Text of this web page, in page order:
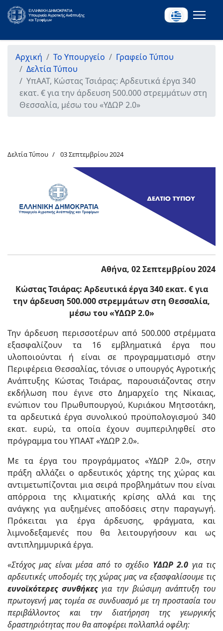
Αρχική Το Υπουργείο
Γραφείο Τύπου
Δελτία Τύπου
ΥπΑΑΤ, Κώστας Τσιάρας: Αρδευτικά έργα 340
εκατ. € για την άρδευση 500.000 στρεμμάτων στη
Θεσσαλία, μέσω του «ΥΔΩΡ 2.0»
Δελτία Τύπου 03 Σεπτεμβρίου 2024
Αθήνα, 02 Σεπτεμβρίου 2024
Κώστας Τσιάρας: Αρδευτικά έργα 340 εκατ. € για
την άρδευση 500.000 στρεμμάτων στη Θεσσαλία,
μέσω του «ΥΔΩΡ 2.0»
Την άρδευση περισσοτέρων από 500.000 στρέμματα
εξασφαλίζουν τα 16 εμβληματικά έργα που
υλοποιούνται ή είναι σε προγραμματισμό στην
Περιφέρεια Θεσσαλίας, τόνισε ο υπουργός Αγροτικής
Ανάπτυξης Κώστας Τσιάρας, παρουσιάζοντας στην
εκδήλωση που έγινε στο Δημαρχείο της Νίκαιας,
ενώπιον του Πρωθυπουργού, Κυριάκου Μητσοτάκη,
τα αρδευτικά έργα συνολικού προϋπολογισμού 340
εκατ. ευρώ, τα οποία έχουν συμπεριληφθεί στο
πρόγραμμα του ΥΠΑΑΤ «ΥΔΩΡ 2.0».
Με τα έργα του προγράμματος «ΥΔΩΡ 2.0», στην
πράξη αλλάζει ο αρδευτικός χάρτης της χώρας και
αντιμετωπίζονται μια σειρά προβλημάτων που είναι
απόρροια της κλιματικής κρίσης αλλά και της
ανάγκης για αυξημένες αποδόσεις στην παραγωγή.
Πρόκειται για έργα άρδευσης, φράγματα, και
λιμνοδεξαμενές που θα λειτουργήσουν και ως
αντιπλημμυρικά έργα.
«Στόχος μας είναι μέσα από το σχέδιο ΥΔΩΡ 2.0 για τις
αρδευτικές υποδομές της χώρας μας να εξασφαλίσουμε τις
ευνοϊκότερες συνθήκεςγια την βιώσιμη ανάπτυξη του
πρωτογενή μας τομέα σε συνδυασμό με τη προστασία του
περιβάλλοντος και την διατήρηση της γεωργικής
δραστηριότητας που θα αποφέρει πολλαπλά οφέλη: